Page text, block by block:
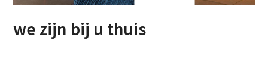
we zijn bij u thuis